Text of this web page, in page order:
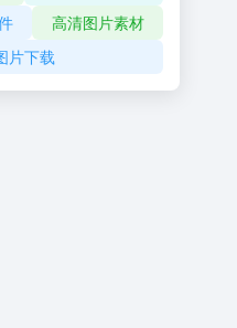
高清图片素材
片下载